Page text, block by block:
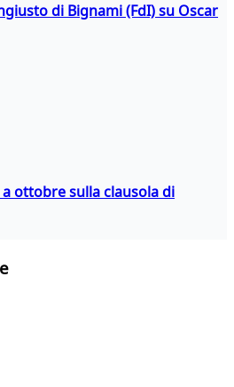
di Bignami (FdI) su Oscar
ottobre sulla clausola di